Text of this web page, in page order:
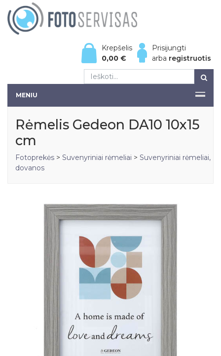
Prisijungti
arba registruotis
Krepšelis
0,00 €
MENIU
Rėmelis Gedeon DA10 10x15
cm
Fotoprekės > Suvenyriniai rėmeliai > Suvenyriniai rėmeliai,
dovanos